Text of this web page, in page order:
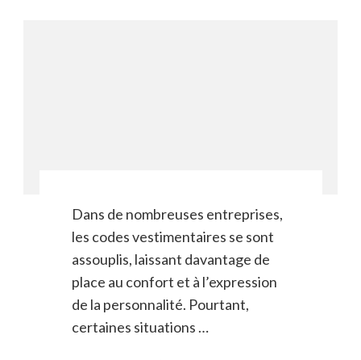
Dans de nombreuses entreprises,
les codes vestimentaires se sont
assouplis, laissant davantage de
place au confort et à l’expression
de la personnalité. Pourtant,
certaines situations …